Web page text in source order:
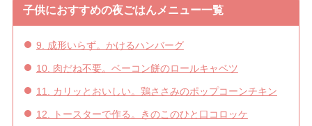
子供におすすめの夜ごはんメニュー一覧
9. 成形いらず。かけるハンバーグ
10. 肉だね不要。ベーコン餅のロールキャベツ
11. カリッとおいしい。鶏ささみのポップコーンチキン
12. トースターで作る。きのこのひと口コロッケ